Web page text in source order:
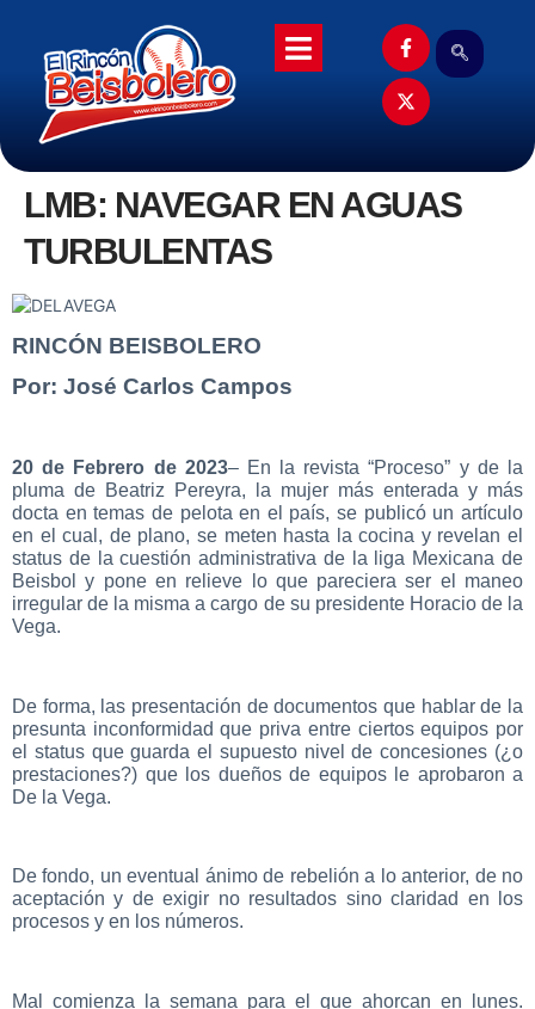
LMB: NAVEGAR EN AGUAS
TURBULENTAS
RINCÓN BEISBOLERO
Por: José Carlos Campos
20 de Febrero de 2023– En la revista “Proceso” y de la
pluma de Beatriz Pereyra, la mujer más enterada y más
docta en temas de pelota en el país, se publicó un artículo
en el cual, de plano, se meten hasta la cocina y revelan el
status de la cuestión administrativa de la liga Mexicana de
Beisbol y pone en relieve lo que pareciera ser el maneo
irregular de la misma a cargo de su presidente Horacio de la
Vega.
De forma, las presentación de documentos que hablar de la
presunta inconformidad que priva entre ciertos equipos por
el status que guarda el supuesto nivel de concesiones (¿o
prestaciones?) que los dueños de equipos le aprobaron a
De la Vega.
De fondo, un eventual ánimo de rebelión a lo anterior, de no
aceptación y de exigir no resultados sino claridad en los
procesos y en los números.
Mal comienza la semana para el que ahorcan en lunes.